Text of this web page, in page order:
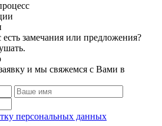
есть замечания или предложения?
и мы свяжемся с Вами в
персональных данных